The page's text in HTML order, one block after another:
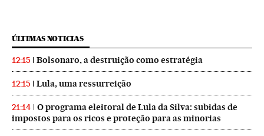
ÚLTIMAS NOTICIAS
12:15 Bolsonaro, a destruição como estratégia
12:15 Lula, uma ressurreição
21:14
O programa eleitoral de Lula da Silva: subidas de
impostos para os ricos e proteção para as minorias